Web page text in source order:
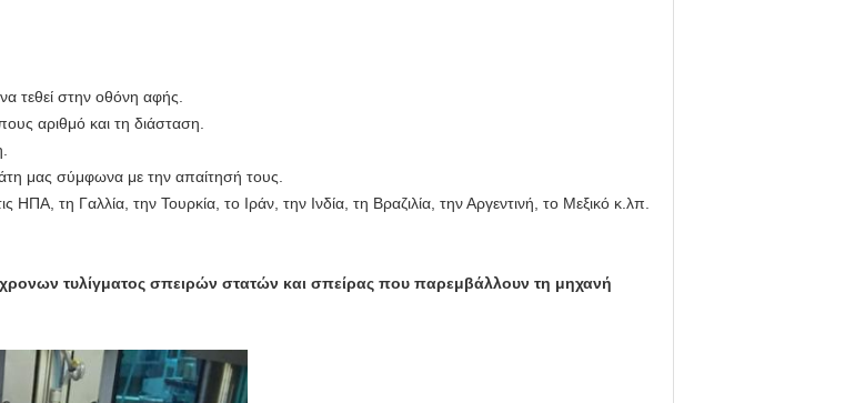
τεθεί στην οθόνη αφής.
αριθμό και τη διάσταση.
μας σύμφωνα με την απαίτησή τους.
τη Γαλλία, την Τουρκία, το Ιράν, την Ινδία, τη Βραζιλία, την Αργεντινή, το Μεξικό κ.λπ.
τυλίγματος σπειρών στατών και σπείρας που παρεμβάλλουν τη μηχανή